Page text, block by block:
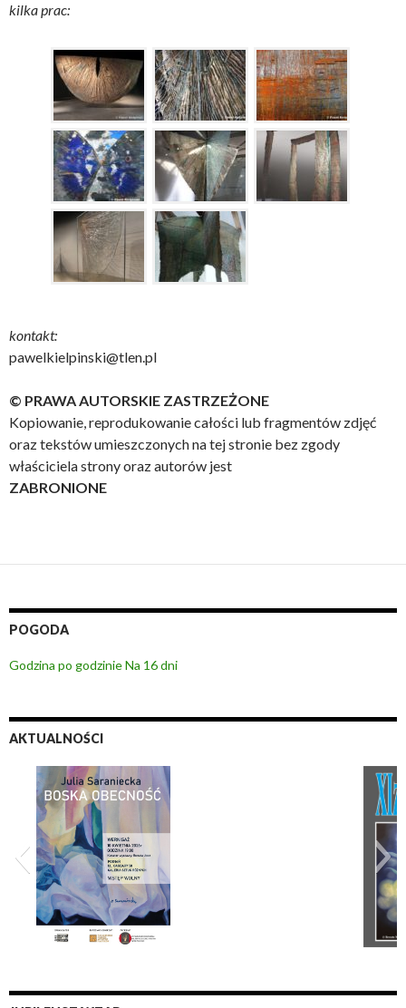
kilka prac:
kontakt:
pawelkielpinski@tlen.pl
© PRAWA AUTORSKIE ZASTRZEŻONE
Kopiowanie, reprodukowanie całości lub fragmentów zdjęć
oraz tekstów umieszczonych na tej stronie bez zgody
właściciela strony oraz autorów jest
ZABRONIONE
POGODA
Godzina po godzinieNa 16 dni
AKTUALNOŚCI